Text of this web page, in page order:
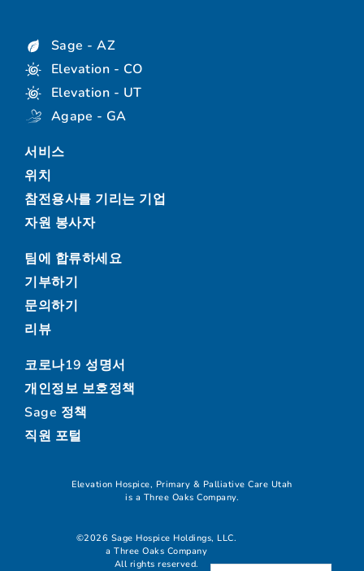
Sage - AZ
Elevation - CO
Elevation - UT
Agape - GA
서비스
위치
참전용사를 기리는 기업
자원 봉사자
팀에 합류하세요
기부하기
문의하기
리뷰
코로나19 성명서
개인정보 보호정책
Sage 정책
직원 포털
Elevation Hospice, Primary & Palliative Care Utah
is a Three Oaks Company.
©2026 Sage Hospice Holdings, LLC.
a Three Oaks Company
All rights reserved.